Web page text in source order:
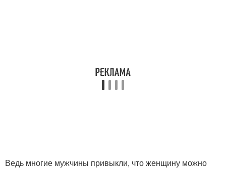
Ведь многие мужчины привыкли, что женщину можно